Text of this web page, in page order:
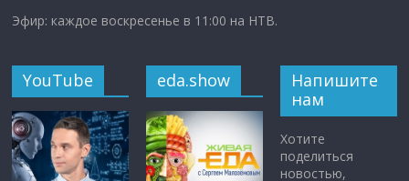
Эфир: каждое воскресенье в 11:00 на НТВ.
YouTube eda.show
Напишите
нам
Хотите
поделиться
новостью,